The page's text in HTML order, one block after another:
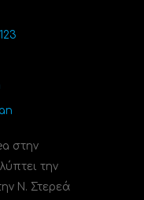
στην
την
Ν. Στερεά